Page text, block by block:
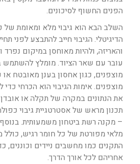
הפנים החשוף לסיכונים.
השלב הבא הוא גיבוי מלא ומאומת של
הדיגיטלי. הגיבוי חייב להתבצע לפני
והאריזה, ולהיות מאוחסן במיקום
עובר עם שאר הציוד. מומלץ להשתמש
מוצפנים, כגון אחסון בענן מאובטח או
מוצפנים. אימות הגיבוי הוא הכרחי
את הנתונים במקרה של תקלה או
תכנון מראש של אסטרטגיית גיבוי
– מקנה רשת ביטחון משמעותית.
מלאי מפורטת של כל חומר רגיש, כולל
התקנים כמו מחשבים ניידים וכוננים,
אחריהם לכל אורך הדרך.